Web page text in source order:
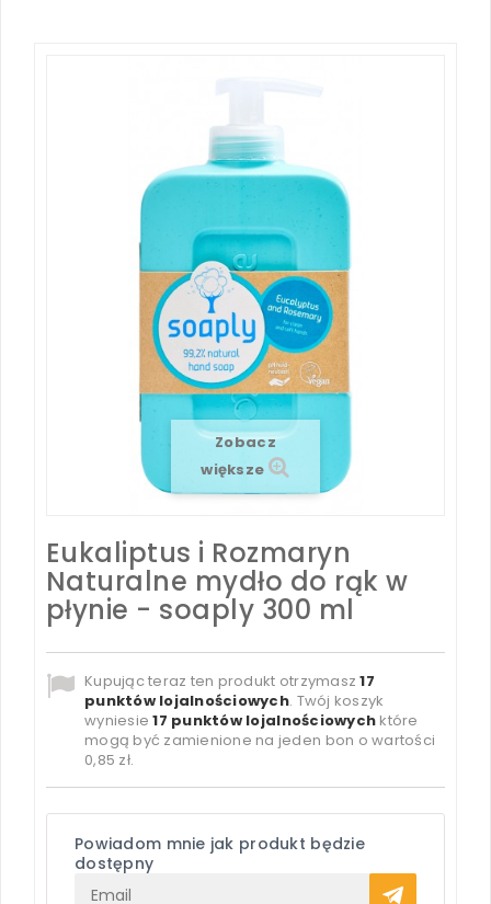
Zobacz
większe
Eukaliptus i Rozmaryn
Naturalne mydło do rąk w
płynie - soaply 300 ml
Kupując teraz ten produkt otrzymasz17
punktów lojalnościowych. Twój koszyk
wyniesie17 punktów lojalnościowych które
mogą być zamienione na jeden bon o wartości
0,85 zł.
Powiadom mnie jak produkt będzie
dostępny